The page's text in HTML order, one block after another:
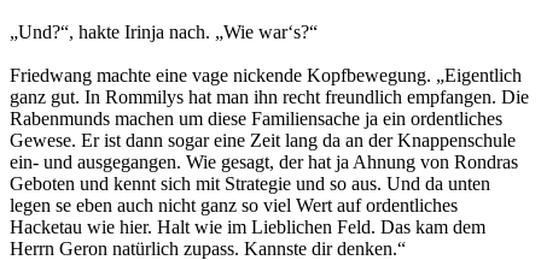
„Und?“, hakte Irinja nach. „Wie war‘s?“
Friedwang machte eine vage nickende Kopfbewegung. „Eigentlich
ganz gut. In Rommilys hat man ihn recht freundlich empfangen. Die
Rabenmunds machen um diese Familiensache ja ein ordentliches
Gewese. Er ist dann sogar eine Zeit lang da an der Knappenschule
ein- und ausgegangen. Wie gesagt, der hat ja Ahnung von Rondras
Geboten und kennt sich mit Strategie und so aus. Und da unten
legen se eben auch nicht ganz so viel Wert auf ordentliches
Hacketau wie hier. Halt wie im Lieblichen Feld. Das kam dem
Herrn Geron natürlich zupass. Kannste dir denken.“